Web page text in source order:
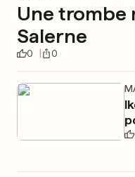
Une trombe
Salerne
0 0